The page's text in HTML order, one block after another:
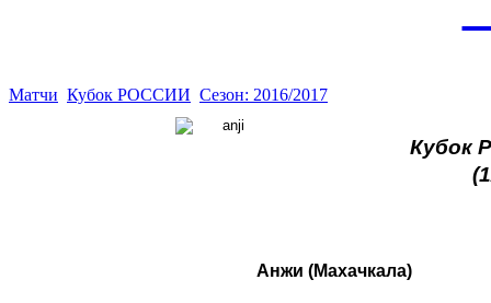
Матчи Кубок РОССИИ Сезон: 2016/2017
Кубок
Анжи (Махачкала)